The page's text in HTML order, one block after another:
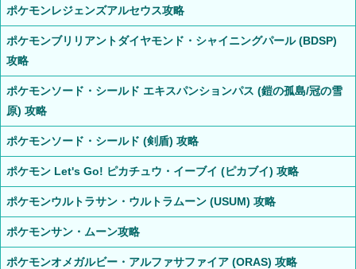
ポケモンレジェンズアルセウス攻略
ポケモンブリリアントダイヤモンド・シャイニングパール (BDSP)
攻略
ポケモンソード・シールド エキスパンションパス (鎧の孤島/冠の雪
原) 攻略
ポケモンソード・シールド (剣盾) 攻略
ポケモン Let's Go! ピカチュウ・イーブイ (ピカブイ) 攻略
ポケモンウルトラサン・ウルトラムーン (USUM) 攻略
ポケモンサン・ムーン攻略
ポケモンオメガルビー・アルファサファイア (ORAS) 攻略